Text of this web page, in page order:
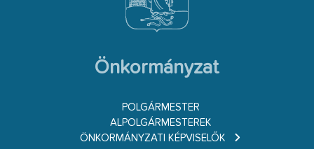
Önkormányzat
POLGÁRMESTER
ALPOLGÁRMESTEREK
ÖNKORMÁNYZATI KÉPVISELŐK